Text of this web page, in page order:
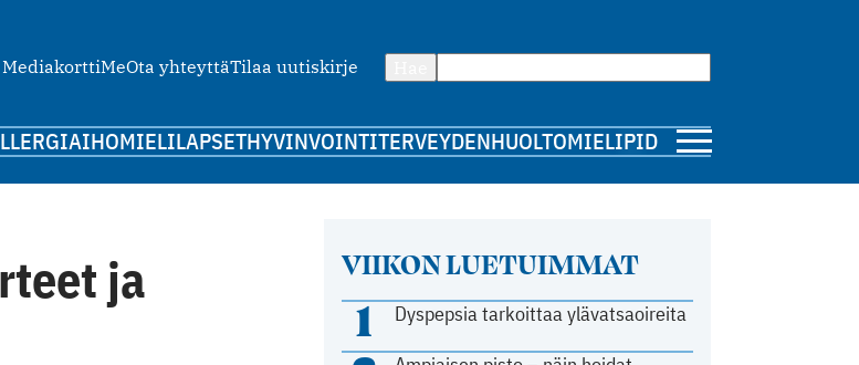
MediakorttiMeOta yhteyttäTilaa uutiskirje
IHOMIELILAPSETHYVINVOINTITERVEYDENHUOLTOMIELIPIDE
VIIKON LUETUIMMAT
1 Dyspepsia tarkoittaa ylävatsaoireita
ja